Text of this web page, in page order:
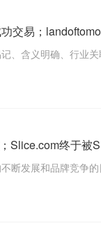
交易；
、含义明确、行业
Slice.com终于被
断发展和品牌竞争